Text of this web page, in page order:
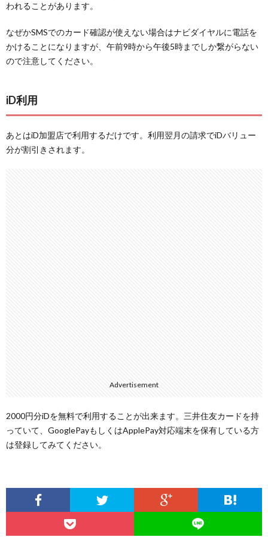
われることがあります。
なぜかSMSでのカード確認が使えない場合はナビダイヤルに電話を
かけることになりますが、午前9時から午後5時までしか繋がらない
ので注意してください。
iD利用
あとはiD加盟店で利用するだけです。利用翌月の請求でiDバリュー
分が割引きされます。
Advertisement
2000円分iDを無料で利用することが出来ます。三井住友カードを持
っていて、GooglePayもしくはApplePay対応端末を保有している方
は登録してみてください。